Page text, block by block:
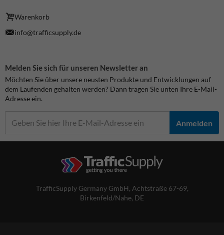
Warenkorb
info@trafficsupply.de
Melden Sie sich für unseren Newsletter an
Möchten Sie über unsere neusten Produkte und Entwicklungen auf
dem Laufenden gehalten werden? Dann tragen Sie unten Ihre E-Mail-
Adresse ein.
Anmelden
TrafficSupply Germany GmbH, Achtstraße 67-69,
Birkenfeld/Nahe, DE